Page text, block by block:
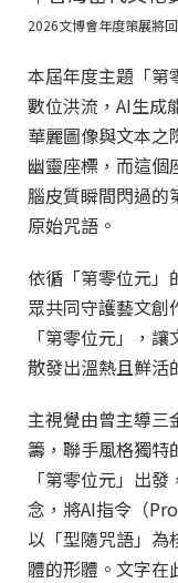
2026文博會年度策展將
本屆年度主題「第
數位洪流，AI生成
華麗圖像與文本之
幽靈座標，而這個
腦皮質瞬間閃過的
原始咒語。
依循「第零位元」
眾共同守護藝文創
「第零位元」，
散發出溫熱且鮮活
主視覺由曾主導三
籌，聯手風格獨特
「第零位元」出
念，將AI指令（
以「型隨咒語」為
體的形體。文字在